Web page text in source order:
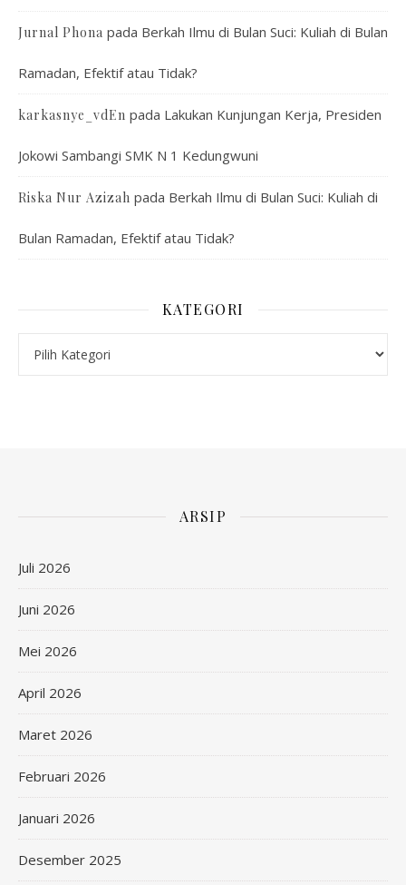
Jurnal Phona pada Berkah Ilmu di Bulan Suci: Kuliah di Bulan
Ramadan, Efektif atau Tidak?
karkasnye_vdEn pada Lakukan Kunjungan Kerja, Presiden
Jokowi Sambangi SMK N 1 Kedungwuni
Riska Nur Azizah pada Berkah Ilmu di Bulan Suci: Kuliah di
Bulan Ramadan, Efektif atau Tidak?
KATEGORI
ARSIP
Juli 2026
Juni 2026
Mei 2026
April 2026
Maret 2026
Februari 2026
Januari 2026
Desember 2025